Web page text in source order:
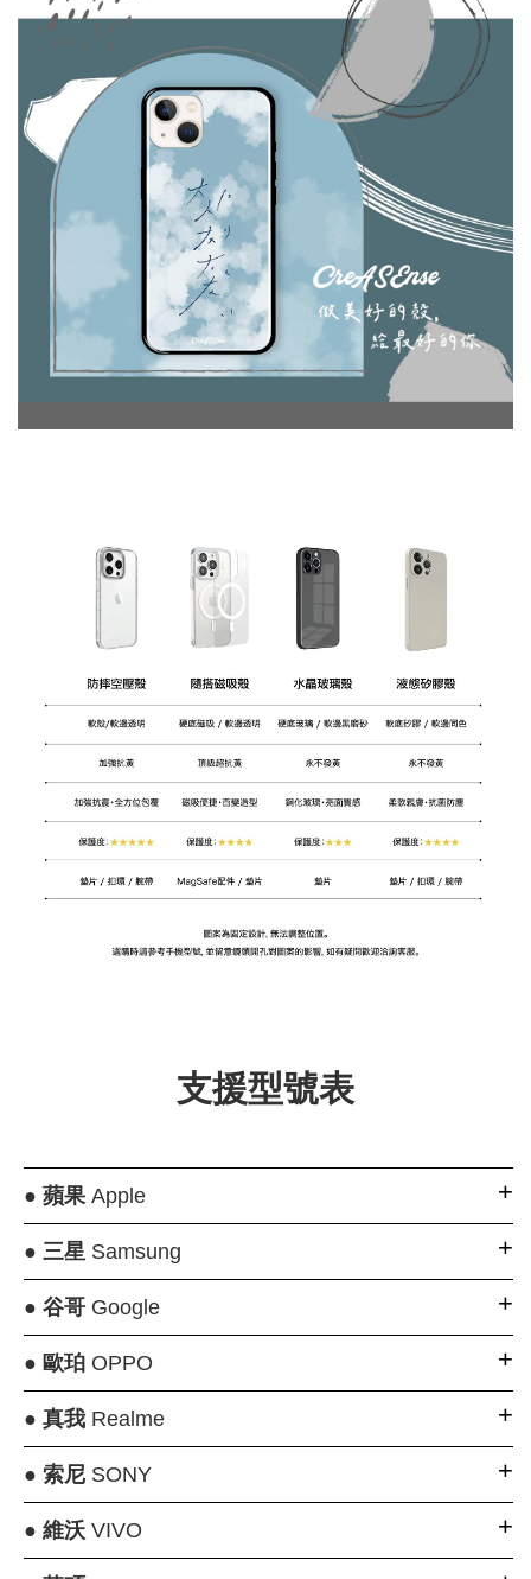
支援型號表
● 蘋果Apple
● 三星 Samsung
● 谷哥Google
● 歐珀OPPO
● 真我Realme
● 索尼SONY
● 維沃VIVO